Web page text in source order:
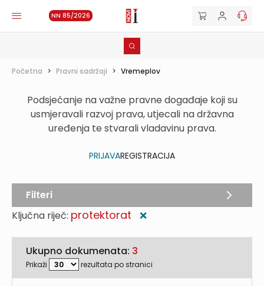
NN 85/2026
Početna > Pravni sadržaji > Vremeplov
Podsjećanje na važne pravne događaje koji su
usmjeravali razvoj prava, utjecali na državna
uređenja te stvarali vladavinu prava.
PRIJAVAREGISTRACIJA
Ključna riječ: protektorat ❌
Ukupno dokumenata: 3
Prikaži rezultata po stranici
Filteri